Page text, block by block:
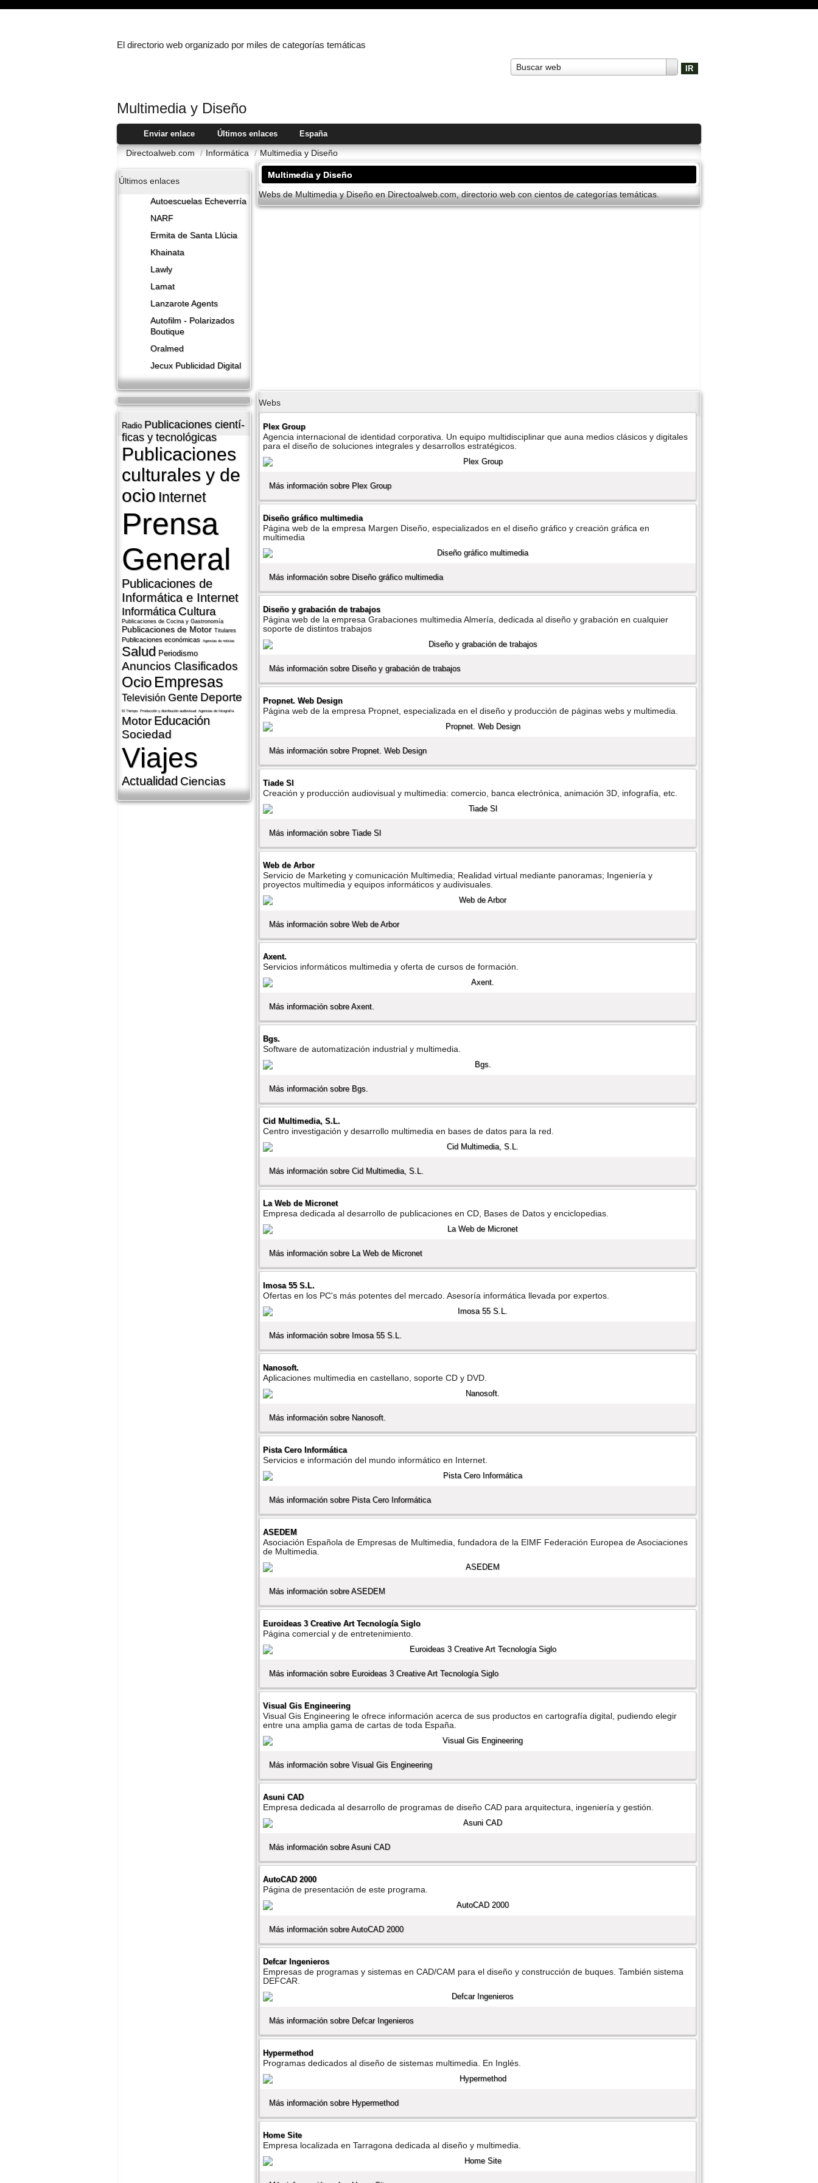
El directorio web organizado por miles de categorías temáticas
Buscar web
Multimedia y Diseño
Enviar enlace Últimos enlaces España
Directoalweb.com / Informática / Multimedia y Diseño
Últimos enlaces
Autoescuelas Echeverría
NARF
Ermita de Santa Llúcia
Khainata
Lawly
Lamat
Lanzarote​ Agents
Autofilm - Polarizados
Boutique
Oralmed
Jecux Publicidad Digital
Radio Publicaciones cientí­
ficas y tecnológicas
Publicaciones
culturales y de
ocio Internet
Prensa
General
Publicaciones de
Informática e Internet
Informática Cultura
Publicaciones de Cocina y Gastronomí­a
Publicaciones de Motor Titulares
Publicaciones económicas Agencias de noticias
Salud Periodismo
Anuncios Clasificados
Ocio Empresas
Televisión Gente Deporte
El Tiempo Producción y distribución audiovisual Agencias de fotografí­a
Motor Educación
Sociedad
Viajes
Actualidad Ciencias
Multimedia y Diseño
Webs de Multimedia y Diseño en Directoalweb.com, directorio web con cientos de categorí­as temáticas.
Webs
Plex Group
Agencia internacional de identidad corporativa. Un equipo multidisciplinar que auna medios clásicos y digitales
para el diseño de soluciones integrales y desarrollos estratégicos.
Más información sobre Plex Group
Diseño gráfico multimedia
Página web de la empresa Margen Diseño, especializados en el diseño gráfico y creación gráfica en
multimedia
Más información sobre Diseño gráfico multimedia
Diseño y grabación de trabajos
Página web de la empresa Grabaciones multimedia Almerí­a, dedicada al diseño y grabación en cualquier
soporte de distintos trabajos
Más información sobre Diseño y grabación de trabajos
Propnet. Web Design
Página web de la empresa Propnet, especializada en el diseño y producción de páginas webs y multimedia.
Más información sobre Propnet. Web Design
Tiade Sl
Creación y producción audiovisual y multimedia: comercio, banca electrónica, animación 3D, infografí­a, etc.
Más información sobre Tiade Sl
Web de Arbor
Servicio de Marketing y comunicación Multimedia; Realidad virtual mediante panoramas; Ingenierí­a y
proyectos multimedia y equipos informáticos y audivisuales.
Más información sobre Web de Arbor
Axent.
Servicios informáticos multimedia y oferta de cursos de formación.
Más información sobre Axent.
Bgs.
Software de automatización industrial y multimedia.
Más información sobre Bgs.
Cid Multimedia, S.L.
Centro investigación y desarrollo multimedia en bases de datos para la red.
Más información sobre Cid Multimedia, S.L.
La Web de Micronet
Empresa dedicada al desarrollo de publicaciones en CD, Bases de Datos y enciclopedias.
Más información sobre La Web de Micronet
Imosa 55 S.L.
Ofertas en los PC's más potentes del mercado. Asesorí­a informática llevada por expertos.
Más información sobre Imosa 55 S.L.
Nanosoft.
Aplicaciones multimedia en castellano, soporte CD y DVD.
Más información sobre Nanosoft.
Pista Cero Informática
Servicios e información del mundo informático en Internet.
Más información sobre Pista Cero Informática
ASEDEM
Asociación Española de Empresas de Multimedia, fundadora de la EIMF Federación Europea de Asociaciones
de Multimedia.
Más información sobre ASEDEM
Euroideas 3 Creative Art Tecnologí­a Siglo
Página comercial y de entretenimiento.
Más información sobre Euroideas 3 Creative Art Tecnologí­a Siglo
Visual Gis Engineering
Visual Gis Engineering le ofrece información acerca de sus productos en cartografí­a digital, pudiendo elegir
entre una amplia gama de cartas de toda España.
Más información sobre Visual Gis Engineering
Asuni CAD
Empresa dedicada al desarrollo de programas de diseño CAD para arquitectura, ingenierí­a y gestión.
Más información sobre Asuni CAD
AutoCAD 2000
Página de presentación de este programa.
Más información sobre AutoCAD 2000
Defcar Ingenieros
Empresas de programas y sistemas en CAD/CAM para el diseño y construcción de buques. También sistema
DEFCAR.
Más información sobre Defcar Ingenieros
Hypermethod
Programas dedicados al diseño de sistemas multimedia. En Inglés.
Más información sobre Hypermethod
Home Site
Empresa localizada en Tarragona dedicada al diseño y multimedia.